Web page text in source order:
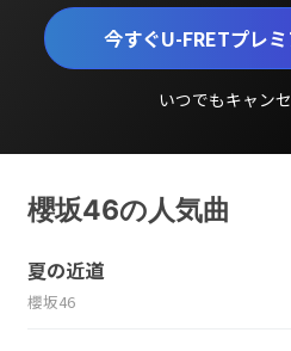
今すぐU-FRETプレ
いつでもキャン
櫻坂46の人気曲
夏の近道
櫻坂46